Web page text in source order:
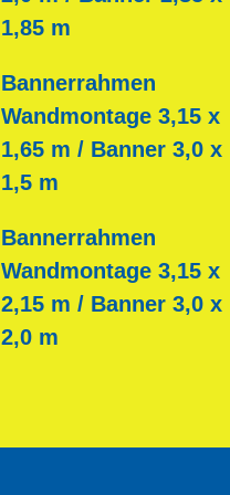
1,85 m
Bannerrahmen
Wandmontage 3,15 x
1,65 m / Banner 3,0 x
1,5 m
Bannerrahmen
Wandmontage 3,15 x
2,15 m / Banner 3,0 x
2,0 m